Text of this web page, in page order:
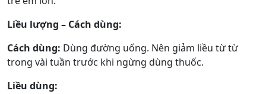
Liều lượng – Cách dùng:
Cách dùng: Dùng đường uống. Nên giảm liều từ từ
trong vài tuần trước khi ngừng dùng thuốc.
Liều dùng: